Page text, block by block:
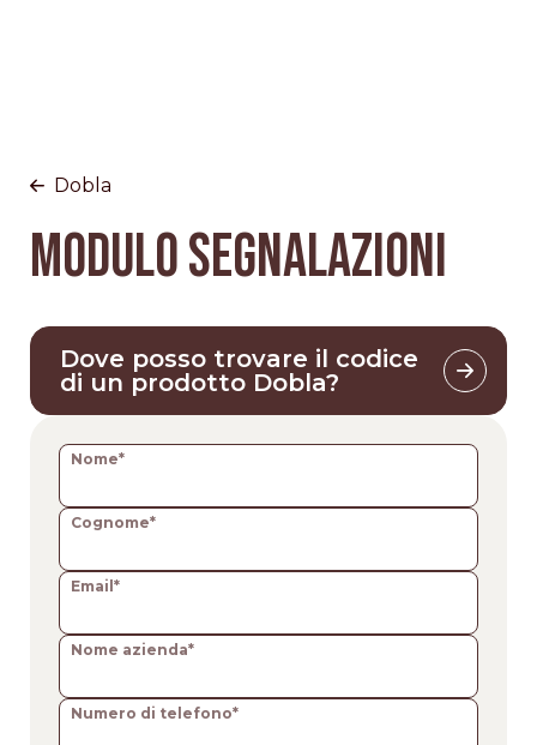
Dobla
MODULO SEGNALAZIONI
Dove posso trovare il codice
di un prodotto Dobla?
Nome*
Cognome*
Email*
Nome azienda*
Numero di telefono*